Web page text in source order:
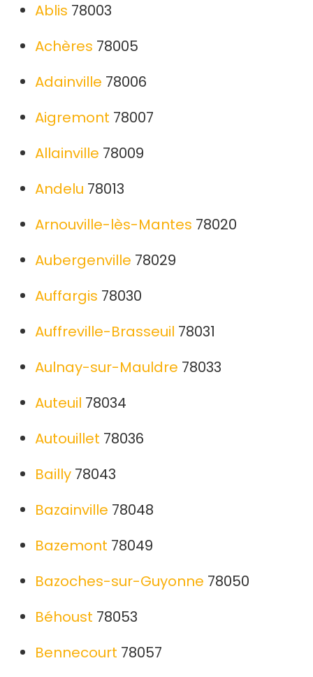
Ablis 78003
Achères 78005
Adainville 78006
Aigremont 78007
Allainville 78009
Andelu 78013
Arnouville-lès-Mantes 78020
Aubergenville 78029
Auffargis 78030
Auffreville-Brasseuil 78031
Aulnay-sur-Mauldre 78033
Auteuil 78034
Autouillet 78036
Bailly 78043
Bazainville 78048
Bazemont 78049
Bazoches-sur-Guyonne 78050
Béhoust 78053
Bennecourt 78057